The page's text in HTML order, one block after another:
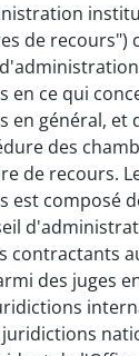
de recours")
en ce qui
en général, et
des
de recours.
est composé
contractants
des juges